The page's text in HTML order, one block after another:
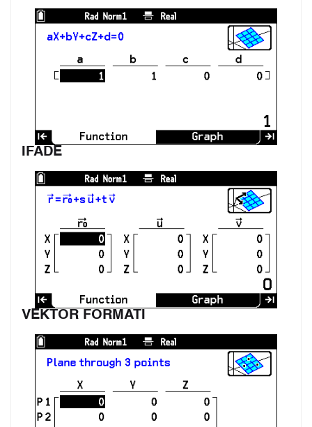
İFADE
VEKTÖR FORMATI